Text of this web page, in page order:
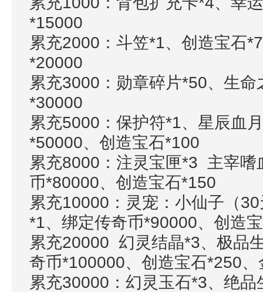
*15000
累充2000：斗笠*1、创造宝石
*20000
累充3000：勋章碎片*50、生
*30000
累充5000：保护符*1、星辰血
*50000、创造宝石*100
累充8000：注灵宝匣*3 主宰嗜
币*80000、创造宝石*150
累充10000：灵宠：小仙子（
*1、绑定传奇币*90000、创造
累充20000 幻灵结晶*3、极品
奇币*100000、创造宝石*250
累充30000：幻灵玉石*3、绝